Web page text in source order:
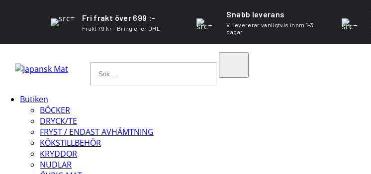
Fri frakt över 699 :-
Frakt 79 kr – Bring eller DHL
Snabb leverans
Vi levererar vanligtvis inom 1–3
dagar
Butiken
BÖCKER
DRYCK/TE
FRYST / ENDAST AVHÄMTNING
KÖKSTILLBEHÖR
KRYDDOR
NUDLAR